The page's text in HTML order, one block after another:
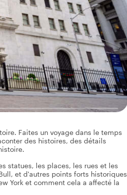
Faites un voyage dans le temps
des histoires, des détails
statues, les places, les rues et les
et d'autres points forts historiques
York et comment cela a affecté la